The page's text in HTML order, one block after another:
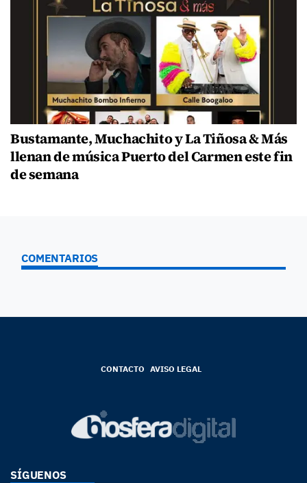
Bustamante, Muchachito y La Tiñosa & Más
llenan de música Puerto del Carmen este fin
de semana
COMENTARIOS
CONTACTO AVISO LEGAL
SÍGUENOS